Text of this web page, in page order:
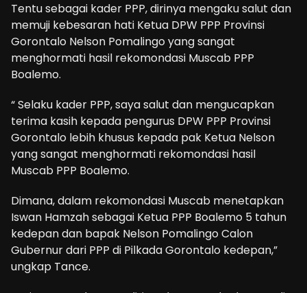
Tentu sebagai kader PPP, dirinya mengaku salut dan
memuji kebesaran hati Ketua DPW PPP Provinsi
Gorontalo Nelson Pomalingo yang sangat
menghormati hasil rekomondasi Muscab PPP
Boalemo.
“ Selaku kader PPP, saya salut dan mengucapkan
terima kasih kepada pengurus DPW PPP Provinsi
Gorontalo lebih khusus kepada pak Ketua Nelson
yang sangat menghormati rekomondasi hasil
Muscab PPP Boalemo.
Dimana, dalam rekomondasi Muscab menetapkan
Iswan Hamzah sebagai Ketua PPP Boalemo 5 tahun
kedepan dan bapak Nelson Pomalingo Calon
Gubernur dari PPP di Pilkada Gorontalo kedepan,”
ungkap Tance.